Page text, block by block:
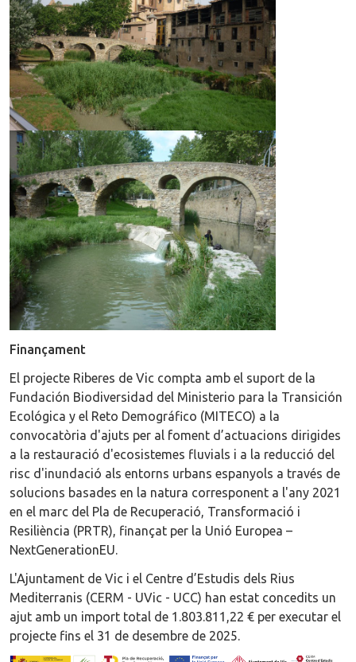
Finançament
El projecte Riberes de Vic compta amb el suport de la
Fundación Biodiversidad del Ministerio para la Transición
Ecológica y el Reto Demográfico (MITECO) a la
convocatòria d'ajuts per al foment d’actuacions dirigides
a la restauració d'ecosistemes fluvials i a la reducció del
risc d'inundació als entorns urbans espanyols a través de
solucions basades en la natura corresponent a l'any 2021
en el marc del Pla de Recuperació, Transformació i
Resiliència (PRTR), finançat per la Unió Europea –
NextGenerationEU.
L'Ajuntament de Vic i el Centre d’Estudis dels Rius
Mediterranis (CERM - UVic - UCC) han estat concedits un
ajut amb un import total de 1.803.811,22 € per executar el
projecte fins el 31 de desembre de 2025.